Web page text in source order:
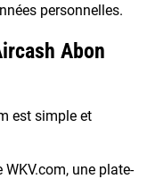
personnelles.
Abon
est simple et
une plate-